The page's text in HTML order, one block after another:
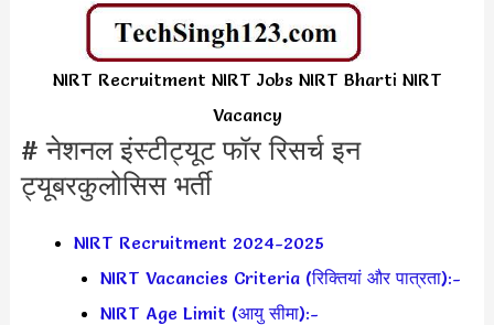
NIRT Recruitment NIRT Jobs NIRT Bharti NIRT
Vacancy
# नेशनल इंस्टीट्यूट फॉर रिसर्च इन
ट्यूबरकुलोसिस भर्ती
NIRT Recruitment 2024-2025
NIRT Vacancies Criteria (रिक्तियां और पात्रता):-
NIRT Age Limit (आयु सीमा):-